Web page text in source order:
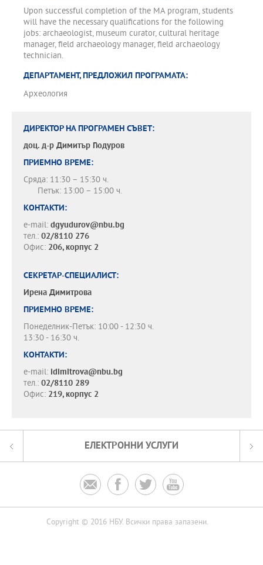
Upon successful completion of the MA program, students
will have the necessary qualifications for the following
jobs: archaeologist, museum curator, cultural heritage
manager, field archaeology manager, field archaeology
technician.
ДЕПАРТАМЕНТ, ПРЕДЛОЖИЛ ПРОГРАМАТА:
Археология
ДИРЕКТОР НА ПРОГРАМЕН СЪВЕТ:
доц. д-р Димитър Гюдуров
ПРИЕМНО ВРЕМЕ:
Сряда: 11:30 – 15:30 ч.
Петък: 13:00 – 15:00 ч.
КОНТАКТИ:
e-mail: dgyudurov@nbu.bg
тел.: 02/8110 276
Офис: 206, корпус 2
СЕКРЕТАР-СПЕЦИАЛИСТ:
Ирена Димитрова
ПРИЕМНО ВРЕМЕ:
Понеделник-Петък: 10:00 - 12:30 ч.
13:30 - 16:30 ч.
КОНТАКТИ:
e-mail: idimitrova@nbu.bg
тел.: 02/8110 289
Офис: 219, корпус 2
ЕЛЕКТРОННИ УСЛУГИ
   
Copyright © 2016 НБУ. Всички права запазени.